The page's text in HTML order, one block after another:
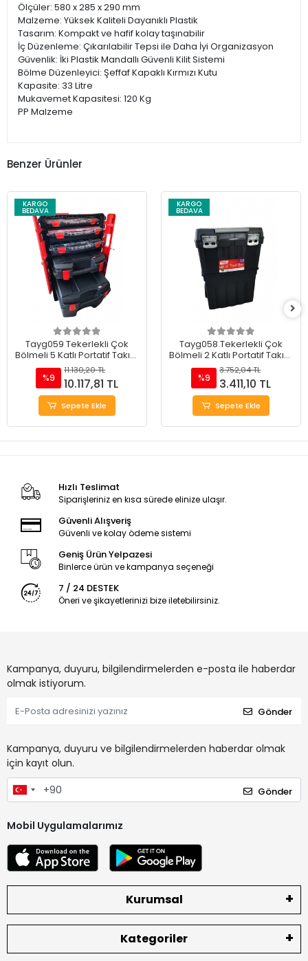
Ölçüler: 580 x 285 x 290 mm
Malzeme: Yüksek Kaliteli Dayanıklı Plastik
Tasarım: Kompakt ve hafif kolay taşınabilir
İç Düzenleme: Çıkarılabilir Tepsi ile Daha İyi Organizasyon
Güvenlik: İki Plastik Mandallı Güvenli Kilit Sistemi
Bölme Düzenleyici: Şeffaf Kapaklı Kırmızı Kutu
Kapasite: 33 Litre
Mukavemet Kapasitesi: 120 Kg
PP Malzeme
Benzer Ürünler
KARGO
BEDAVA
Tayg059 Tekerlekli Çok
Bölmeli 5 Katlı Portatif Takım
Çantası 20"
%9
11.130,20 TL
10.117,81 TL
Sepete Ekle
KARGO
BEDAVA
Tayg058 Tekerlekli Çok
Bölmeli 2 Katlı Portatif Takım
Çantası 18.5"
%9
3.752,04 TL
3.411,10 TL
Sepete Ekle
Hızlı Teslimat
Siparişleriniz en kısa sürede elinize ulaşır.
Güvenli Alışveriş
Güvenli ve kolay ödeme sistemi
Geniş Ürün Yelpazesi
Binlerce ürün ve kampanya seçeneği
7 / 24 DESTEK
Öneri ve şikayetlerinizi bize iletebilirsiniz.
Kampanya, duyuru, bilgilendirmelerden e-posta ile haberdar
olmak istiyorum.
Gönder
Kampanya, duyuru ve bilgilendirmelerden haberdar olmak
için kayıt olun.
Gönder
Mobil Uygulamalarımız
Kurumsal
Kategoriler